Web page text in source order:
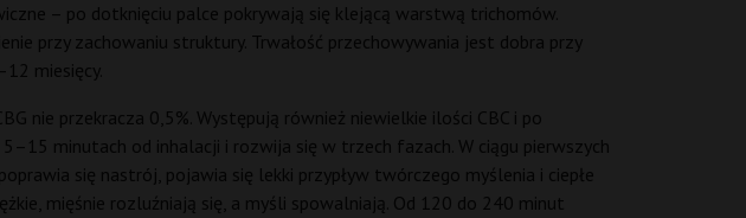
– po dotknięciu palce pokrywają się klejącą warstwą trichomów.
przy zachowaniu struktury. Trwałość przechowywania jest dobra przy
miesięcy.
nie przekracza 0,5%. Występują również niewielkie ilości CBC i po
minutach od inhalacji i rozwija się w trzech fazach. W ciągu pierwszych
się nastrój, pojawia się lekki przypływ twórczego myślenia i ciepłe
mięśnie rozluźniają się, a myśli spowalniają. Od 120 do 240 minut